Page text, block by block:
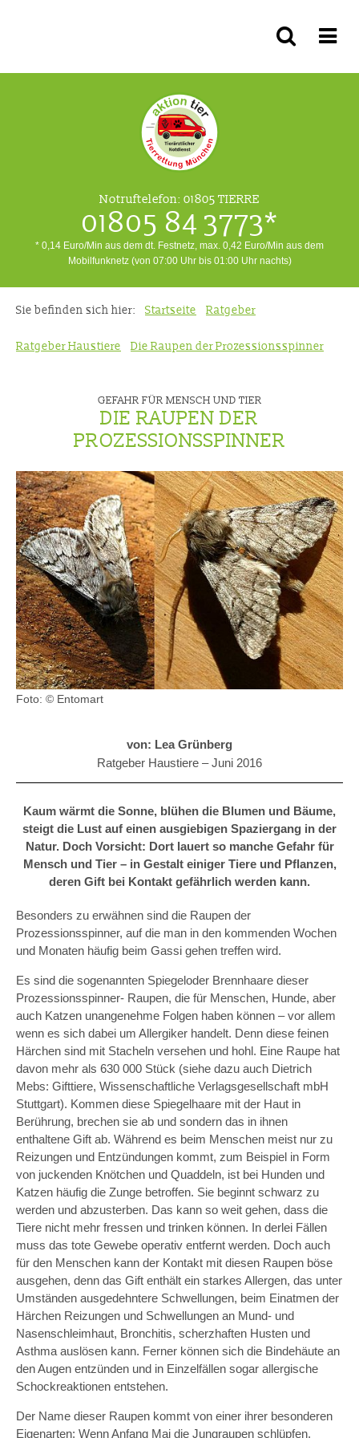
Notruftelefon: 01805 TIERRE
01805 84 3773*
* 0,14 Euro/Min aus dem dt. Festnetz, max. 0,42 Euro/Min aus dem
Mobilfunknetz (von 07:00 Uhr bis 01:00 Uhr nachts)
Sie befinden sich hier: Startseite Ratgeber
Ratgeber Haustiere Die Raupen der Prozessionsspinner
GEFAHR FÜR MENSCH UND TIER
DIE RAUPEN DER
PROZESSIONSSPINNER
Foto: © Entomart
von: Lea Grünberg
Ratgeber Haustiere –Juni 2016
Kaum wärmt die Sonne, blühen die Blumen und Bäume,
steigt die Lust auf einen ausgiebigen Spaziergang in der
Natur. Doch Vorsicht: Dort lauert so manche Gefahr für
Mensch und Tier – in Gestalt einiger Tiere und Pflanzen,
deren Gift bei Kontakt gefährlich werden kann.
Besonders zu erwähnen sind die Raupen der
Prozessionsspinner, auf die man in den kommenden Wochen
und Monaten häufig beim Gassi gehen treffen wird.
Es sind die sogenannten Spiegeloder Brennhaare dieser
Prozessionsspinner- Raupen, die für Menschen, Hunde, aber
auch Katzen unangenehme Folgen haben können – vor allem
wenn es sich dabei um Allergiker handelt. Denn diese feinen
Härchen sind mit Stacheln versehen und hohl. Eine Raupe hat
davon mehr als 630 000 Stück (siehe dazu auch Dietrich
Mebs: Gifttiere, Wissenschaftliche Verlagsgesellschaft mbH
Stuttgart). Kommen diese Spiegelhaare mit der Haut in
Berührung, brechen sie ab und sondern das in ihnen
enthaltene Gift ab. Während es beim Menschen meist nur zu
Reizungen und Entzündungen kommt, zum Beispiel in Form
von juckenden Knötchen und Quaddeln, ist bei Hunden und
Katzen häufig die Zunge betroffen. Sie beginnt schwarz zu
werden und abzusterben. Das kann so weit gehen, dass die
Tiere nicht mehr fressen und trinken können. In derlei Fällen
muss das tote Gewebe operativ entfernt werden. Doch auch
für den Menschen kann der Kontakt mit diesen Raupen böse
ausgehen, denn das Gift enthält ein starkes Allergen, das unter
Umständen ausgedehntere Schwellungen, beim Einatmen der
Härchen Reizungen und Schwellungen an Mund- und
Nasenschleimhaut, Bronchitis, scherzhaften Husten und
Asthma auslösen kann. Ferner können sich die Bindehäute an
den Augen entzünden und in Einzelfällen sogar allergische
Schockreaktionen entstehen.
Der Name dieser Raupen kommt von einer ihrer besonderen
Eigenarten: Wenn Anfang Mai die Jungraupen schlüpfen,